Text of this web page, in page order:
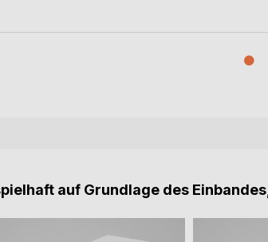
auf Grundlage des